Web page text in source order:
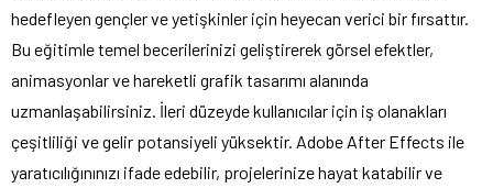
hedefleyen gençler ve yetişkinler için heyecan verici bir fırsattır.
Bu eğitimle temel becerilerinizi geliştirerek görsel efektler,
animasyonlar ve hareketli grafik tasarımı alanında
uzmanlaşabilirsiniz. İleri düzeyde kullanıcılar için iş olanakları
çeşitliliği ve gelir potansiyeli yüksektir. Adobe After Effects ile
yaratıcılığınınızı ifade edebilir, projelerinize hayat katabilir ve